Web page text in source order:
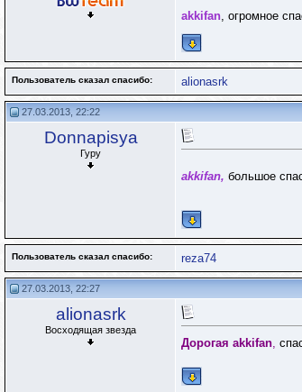
akkifan, огромное
Пользователь сказал cпасибо: alionasrk
27.03.2013, 22:22
Donnapisya
Гуру
akkifan, большое
Пользователь сказал cпасибо: reza74
27.03.2013, 22:27
alionasrk
Восходящая звезда
Дорогая akkifan,